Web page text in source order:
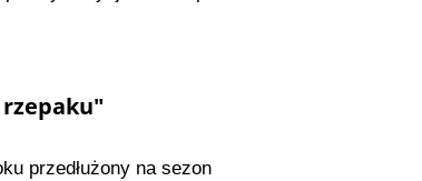
rzepaku"
przedłużony na sezon